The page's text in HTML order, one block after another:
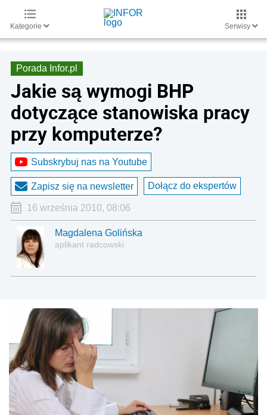
Kategorie Serwisy
Porada Infor.pl
Jakie są wymogi BHP
dotyczące stanowiska pracy
przy komputerze?
Subskrybuj nas na Youtube
Zapisz się na newsletter Dołącz do ekspertów
16 września 2010, 08:06
Magdalena Golińska
aplikant radcowski